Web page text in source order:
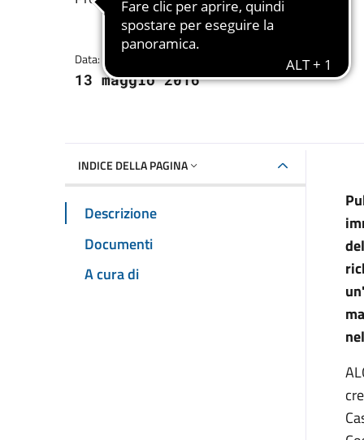
Data:
13 maggio 2016
INDICE DELLA PAGINA
Descrizione
Documenti
A cura di